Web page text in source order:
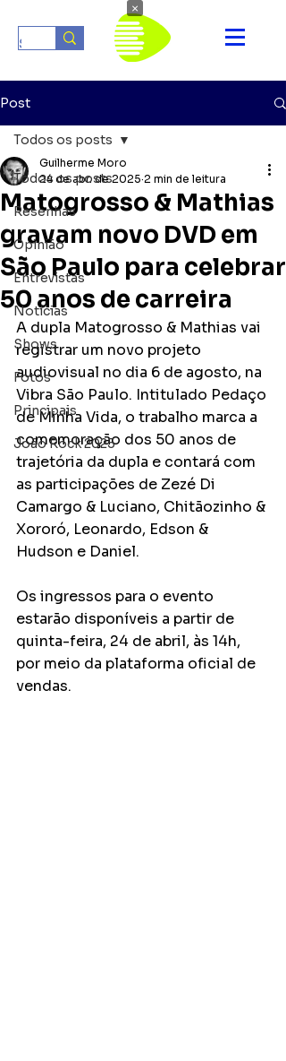
Post
Todos os posts
Resenhas
Opinião
Entrevistas
Notícias
Shows
Fotos
Principais
João Rock 2025
Todos os posts
Matogrosso & Mathias
gravam novo DVD em
São Paulo para celebrar
50 anos de carreira
Guilherme Moro
24 de abr. de 2025 2 min de leitura
A dupla Matogrosso & Mathias vai
registrar um novo projeto
audiovisual no dia 6 de agosto, na
Vibra São Paulo. Intitulado Pedaço
de Minha Vida, o trabalho marca a
comemoração dos 50 anos de
trajetória da dupla e contará com
as participações de Zezé Di
Camargo & Luciano, Chitãozinho &
Xororó, Leonardo, Edson &
Hudson e Daniel.
Os ingressos para o evento
estarão disponíveis a partir de
quinta-feira, 24 de abril, às 14h,
por meio da plataforma oficial de
vendas.
×